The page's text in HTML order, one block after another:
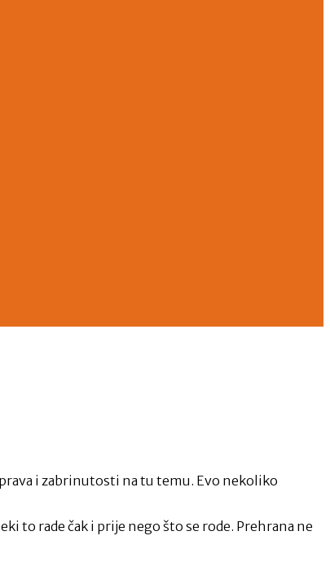
i zabrinutosti na tu temu. Evo nekoliko
to rade čak i prije nego što se rode. Prehrana ne